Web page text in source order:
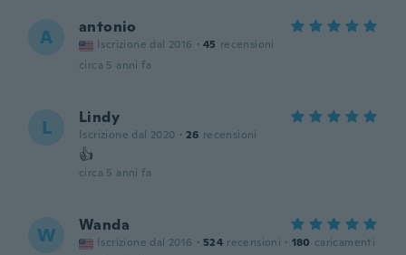
A antonio
Iscrizione dal 2016 · 45 recensioni
circa 5 anni fa
L Lindy
Iscrizione dal 2020 · 26 recensioni
👍
circa 5 anni fa
W Wanda
Iscrizione dal 2016 · 524 recensioni · 180 caricamenti